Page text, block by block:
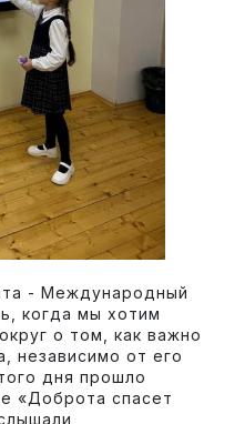
- Международный
когда мы хотим
о том, как важно
независимо от его
дня прошло
«Доброта спасет